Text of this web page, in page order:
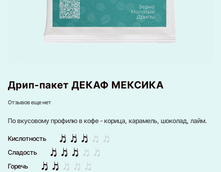
Дрип-пакет ДЕКАФ МЕКСИКА
Отзывов еще нет
По вкусовому профилю в кофе - корица, карамель, шоколад, лайм.
Кислотность
Сладость
Горечь